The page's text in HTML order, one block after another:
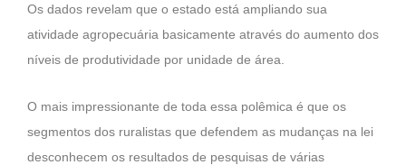
Os dados revelam que o estado está ampliando sua
atividade agropecuária basicamente através do aumento dos
níveis de produtividade por unidade de área.
O mais impressionante de toda essa polêmica é que os
segmentos dos ruralistas que defendem as mudanças na lei
desconhecem os resultados de pesquisas de várias